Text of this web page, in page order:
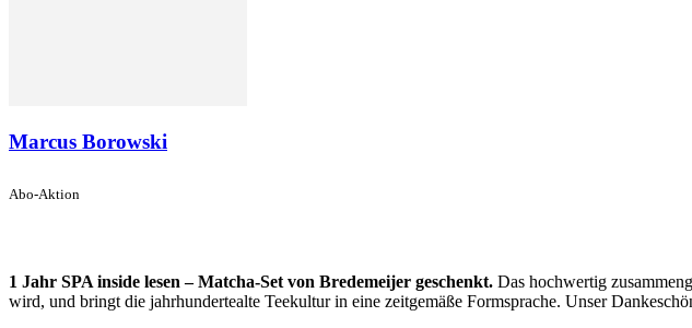
Marcus Borowski
Abo-Aktion
1 Jahr SPA inside lesen – Matcha-Set von Bredemeijer geschenkt. Das hochwertig
wird, und bringt die jahrhundertealte Teekultur in eine zeitgemäße Formsprache. Unser